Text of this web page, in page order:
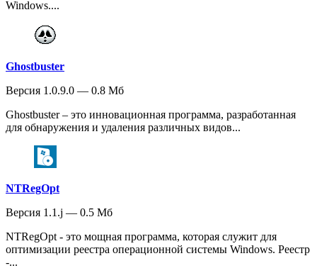
Windows....
Ghostbuster
Версия 1.0.9.0 — 0.8 Мб
Ghostbuster – это инновационная программа, разработанная
для обнаружения и удаления различных видов...
NTRegOpt
Версия 1.1.j — 0.5 Мб
NTRegOpt - это мощная программа, которая служит для
оптимизации реестра операционной системы Windows. Реестр
-...